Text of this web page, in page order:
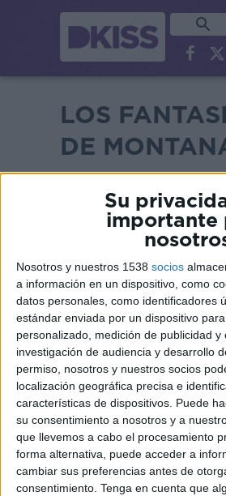
Su
importante
Nosotros y nuestros 1538 socios
a información en un dispositivo, como
datos personales, como identificadores
estándar enviada por un dispositivo
personalizado, medición de publicidad y
investigación de audiencia y desarrollo
permiso, nosotros y nuestros socios
localización geográfica precisa e
características de dispositivos. Puede
su consentimiento a nosotros y a
que llevemos a cabo el procesamiento
forma alternativa, puede acceder a
cambiar sus preferencias antes de
consentimiento. Tenga en cuenta que
LOS
DE
SINOPSIS
Butte, Montana, es
aterrador
sobrenatural. Los
paranormales Dave